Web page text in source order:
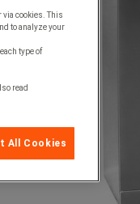
via cookies. This
to analyze your
type of
read
All Cookies